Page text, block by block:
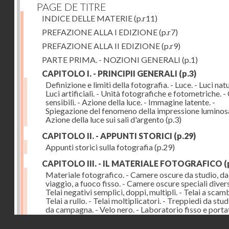
PAGE DE TITRE
INDICE DELLE MATERIE(p.r11)
PREFAZIONE ALLA I EDIZIONE(p.r7)
PREFAZIONE ALLA II EDIZIONE(p.r9)
PARTE PRIMA. - NOZIONI GENERALI (p.1)
CAPITOLO I. - PRINCIPII GENERALI (p.3)
Definizione e limiti della fotografia. - Luce. - Luci
Luci artificiali. - Unità fotografiche e fotometriche. -
sensibili. - Azione della luce. - Immagine latente. -
Spiegazione del fenomeno della impressione
Azione della luce sui sali d'argento (p.3)
CAPITOLO II. - APPUNTI STORICI (p.29)
Appunti storici sulla fotografia(p.29)
CAPITOLO III. - IL MATERIALE FOTOGRAFICO
Materiale fotografico. - Camere oscure da studio, da
viaggio, a fuoco fisso. - Camere oscure speciali
Telai negativi semplici, doppi, multipli. - Telai a
Telai a rullo. - Telai moltiplicatori. - Treppiedi da
da campagna. - Velo nero. - Laboratorio fisso e
Accessorii(p.43)